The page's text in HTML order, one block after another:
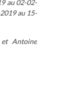
au 02-02-
au 15-
Antoine